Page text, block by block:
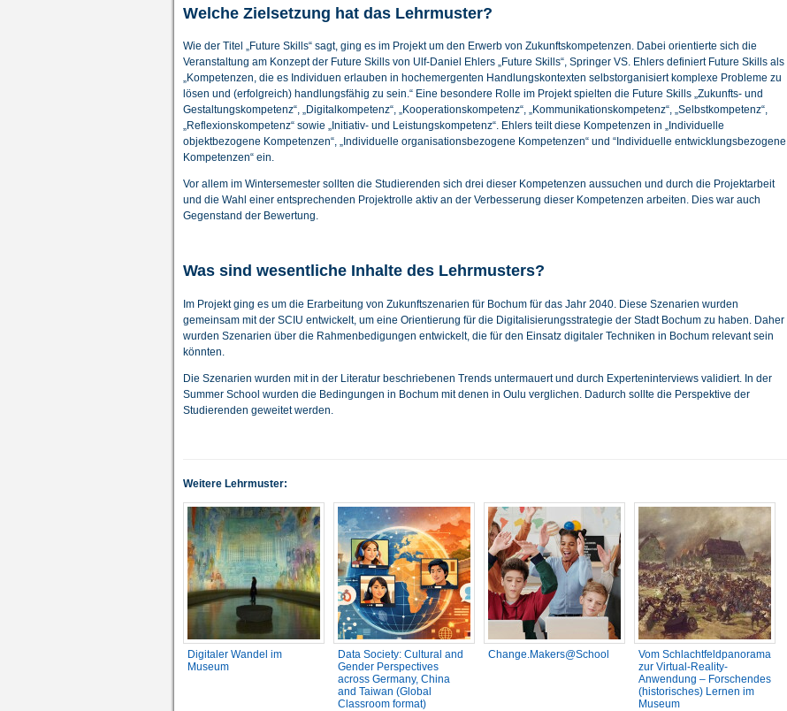
Welche Zielsetzung hat das Lehrmuster?
Wie der Titel „Future Skills“ sagt, ging es im Projekt um den Erwerb von Zukunftskompetenzen. Dabei orientierte sich die
Veranstaltung am Konzept der Future Skills von Ulf-Daniel Ehlers „Future Skills“, Springer VS. Ehlers definiert Future Skills als
„Kompetenzen, die es Individuen erlauben in hochemergenten Handlungskontexten selbstorganisiert komplexe Probleme zu
lösen und (erfolgreich) handlungsfähig zu sein.“ Eine besondere Rolle im Projekt spielten die Future Skills „Zukunfts- und
Gestaltungskompetenz“, „Digitalkompetenz“, „Kooperationskompetenz“, „Kommunikationskompetenz“, „Selbstkompetenz“,
„Reflexionskompetenz“ sowie „Initiativ- und Leistungskompetenz“. Ehlers teilt diese Kompetenzen in „Individuelle
objektbezogene Kompetenzen“, „Individuelle organisationsbezogene Kompetenzen“ und “Individuelle entwicklungsbezogene
Kompetenzen“ ein.
Vor allem im Wintersemester sollten die Studierenden sich drei dieser Kompetenzen aussuchen und durch die Projektarbeit
und die Wahl einer entsprechenden Projektrolle aktiv an der Verbesserung dieser Kompetenzen arbeiten. Dies war auch
Gegenstand der Bewertung.
Was sind wesentliche Inhalte des Lehrmusters?
Im Projekt ging es um die Erarbeitung von Zukunftszenarien für Bochum für das Jahr 2040. Diese Szenarien wurden
gemeinsam mit der SCIU entwickelt, um eine Orientierung für die Digitalisierungsstrategie der Stadt Bochum zu haben. Daher
wurden Szenarien über die Rahmenbedigungen entwickelt, die für den Einsatz digitaler Techniken in Bochum relevant sein
könnten.
Die Szenarien wurden mit in der Literatur beschriebenen Trends untermauert und durch Experteninterviews validiert. In der
Summer School wurden die Bedingungen in Bochum mit denen in Oulu verglichen. Dadurch sollte die Perspektive der
Studierenden geweitet werden.
Weitere Lehrmuster:
Digitaler Wandel im
Museum
Data Society: Cultural and
Gender Perspectives
across Germany, China
and Taiwan (Global
Classroom format)
Change.Makers@School
Vom Schlachtfeldpanorama
zur Virtual-Reality-
Anwendung – Forschendes
(historisches) Lernen im
Museum